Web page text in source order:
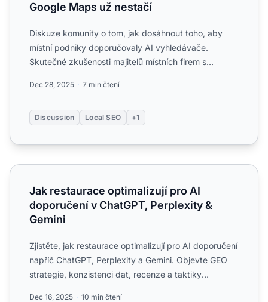
Google Maps už nestačí
Diskuze komunity o tom, jak dosáhnout toho, aby
místní podniky doporučovaly AI vyhledávače.
Skutečné zkušenosti majitelů místních firem s
Dec 28, 2025 7 min čtení
Discussion Local SEO +1
Jak restaurace optimalizují pro AI doporučení v ChatGPT,
Jak restaurace optimalizují pro AI
doporučení v ChatGPT, Perplexity &
Gemini
Zjistěte, jak restaurace optimalizují pro AI doporučení
napříč ChatGPT, Perplexity a Gemini. Objevte GEO
strategie, konzistenci dat, recenze a taktiky
Dec 16, 2025 10 min čtení